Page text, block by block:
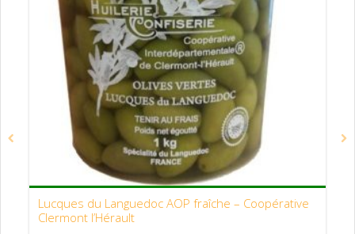
Lucques du Languedoc AOP fraîche – Coopérative
Clermont l’Hérault